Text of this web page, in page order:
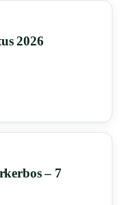
2026
– 7